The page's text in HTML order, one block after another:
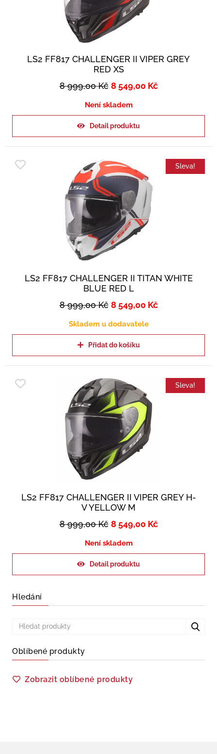
LS2 FF817 CHALLENGER II VIPER GREY
RED XS
8 999,00Kč 8 549,00 Kč
Není skladem
Detail produktu
Sleva!
LS2 FF817 CHALLENGER II TITAN WHITE
BLUE RED L
8 999,00Kč 8 549,00 Kč
Skladem u dodavatele
Přidat do košíku
Sleva!
LS2 FF817 CHALLENGER II VIPER GREY H-
V YELLOW M
8 999,00Kč 8 549,00 Kč
Není skladem
Detail produktu
Hledání
Oblíbené produkty
Zobrazit oblíbené produkty